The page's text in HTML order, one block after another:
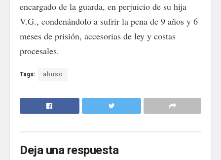
encargado de la guarda, en perjuicio de su hija
V.G., condenándolo a sufrir la pena de 9 años y 6
meses de prisión, accesorias de ley y costas
procesales.
Tags: abuso
Deja una respuesta